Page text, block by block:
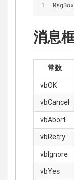
MsgBox
消息
常数
vbOK
vbCancel
vbAbort
vbRetry
vbIgnore
vbYes